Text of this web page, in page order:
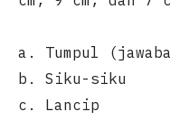
a. Tumpul
b. Siku-siku
c. Lancip